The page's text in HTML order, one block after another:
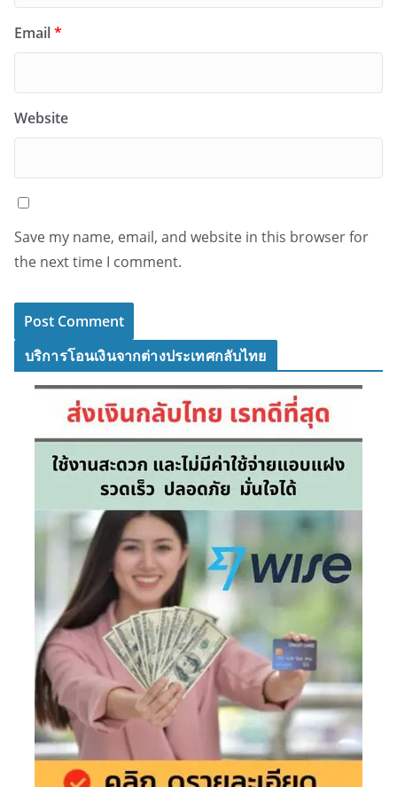
Email*
Website
Save my name, email, and website in this browser for
the next time I comment.
บริการโอนเงินจากต่างประเทศกลับไทย